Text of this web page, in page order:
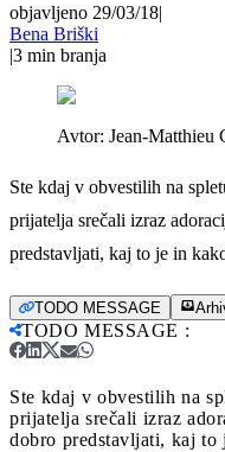
objavljeno 29/03/18|
Bena Briški
|3 min branja
Avtor: Jean-
Ste kdaj v obvestilih na
prijatelja srečali izraz
predstavljati, kaj to je in
TODO MESSAGE
TODO MESSAGE :
Ste kdaj v obvestilih na
prijatelja srečali izraz
dobro predstavljati, kaj to